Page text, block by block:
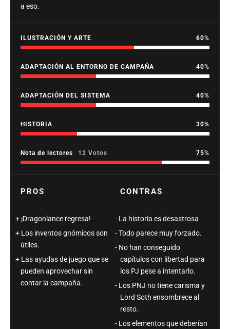
a eso.
ILUSTRACIÓN Y ARTE 60
ADAPTACIÓN AL ENTORNO DE CAMPAÑA 40
ADAPTACIÓN DEL SISTEMA 40
HISTORIA 30
Nota de lectores 12 Votos 75
PROS
¡Dragonlance regresa!
Los inventos gnómicos son
útiles.
Las ayudas de juego que se
pueden aprovechar sin
contar la campaña.
CONTRAS
La historia es desastrosa
Todo parece muy forzado.
No han conseguido
capítulos con libertad para
los PJ pese a intentarlo.
Los PNJ no tiene carisma y
Lord Soth ensombrece al
resto.
Los elementos que deberían